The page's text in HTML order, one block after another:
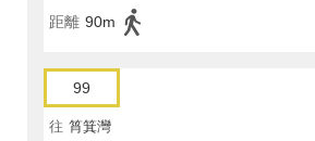
距離 90m
99
往 筲箕灣